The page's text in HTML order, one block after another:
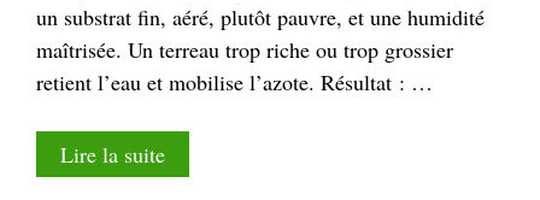
un substrat fin, aéré, plutôt pauvre, et une humidité
maîtrisée. Un terreau trop riche ou trop grossier
retient l’eau et mobilise l’azote. Résultat : …
Lire la suite